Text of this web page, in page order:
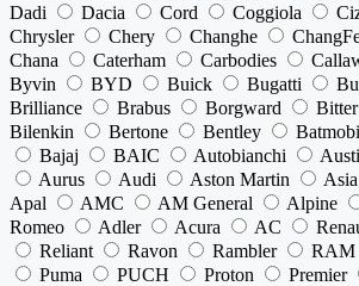
Dadi
Dacia Cord Coggiola
Chrysler
Chery Changhe
Chana
Caterham Carbodies
Byvin
BYD Buick Bugatti
Brilliance
Brabus Borgward Bitter
Bilenkin
Bertone Bentley
Bajaj
BAIC Autobianchi
Aurus
Audi Aston Martin Asia
Apal
AMC AM General Alpine
Romeo
Adler Acura AC
Reliant
Ravon Rambler RAM
Puma
PUCH Proton Premier